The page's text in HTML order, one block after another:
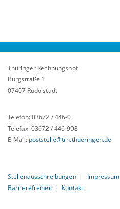
Thüringer Rechnungshof
Burgstraße 1
07407 Rudolstadt
Telefon: 03672 / 446-0
Telefax: 03672 / 446-998
E-Mail: poststelle@trh.thueringen.de
Stellenausschreibungen | Impressum
Barrierefreiheit | Kontakt